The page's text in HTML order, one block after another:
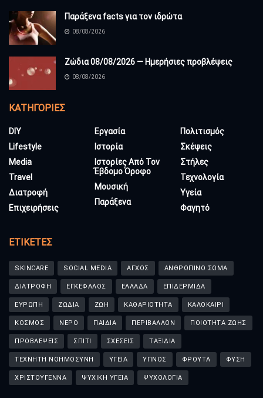
Παράξενα facts για τον ιδρώτα
08/08/2026
Ζώδια 08/08/2026 — Ημερήσιες προβλέψεις
08/08/2026
KΑΤΗΓΟΡΊΕΣ
DIY
Lifestyle
Media
Travel
Διατροφή
Επιχειρήσεις
Εργασία
Ιστορία
Ιστορίες Από Τον
Έβδομο Όροφο
Μουσική
Παράξενα
Πολιτισμός
Σκέψεις
Στήλες
Τεχνολογία
Υγεία
Φαγητό
ΕΤΙΚΈΤΕΣ
SKINCARE SOCIAL MEDIA ΑΓΧΟΣ ΑΝΘΡΩΠΙΝΟ ΣΩΜΑ
ΔΙΑΤΡΟΦΗ ΕΓΚΕΦΑΛΟΣ ΕΛΛΑΔΑ ΕΠΙΔΕΡΜΙΔΑ
ΕΥΡΩΠΗ ΖΩΔΙΑ ΖΩΗ ΚΑΘΑΡΙΟΤΗΤΑ ΚΑΛΟΚΑΙΡΙ
ΚΟΣΜΟΣ ΝΕΡΟ ΠΑΙΔΙΑ ΠΕΡΙΒΑΛΛΟΝ ΠΟΙΟΤΗΤΑ ΖΩΗΣ
ΠΡΟΒΛΕΨΕΙΣ ΣΠΙΤΙ ΣΧΕΣΕΙΣ ΤΑΞΙΔΙΑ
ΤΕΧΝΗΤΗ ΝΟΗΜΟΣΥΝΗ ΥΓΕΙΑ ΥΠΝΟΣ ΦΡΟΥΤΑ ΦΥΣΗ
ΧΡΙΣΤΟΥΓΕΝΝΑ ΨΥΧΙΚΗ ΥΓΕΙΑ ΨΥΧΟΛΟΓΙΑ